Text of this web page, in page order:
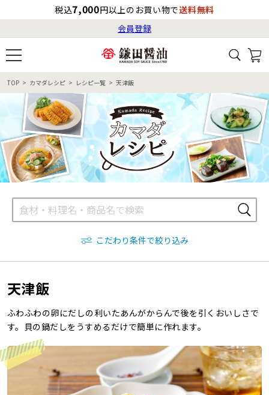
税込7,000円以上のお買い物で送料無料
会員登録
ログイン
会員登録
すべての商品一覧
商品カテゴリ
ギフト
自由な詰め合わせ
特集
レシピ
ご利用ガイド 安全・安心への取り組み
よくあるご質問 サイトマップ
お問い合わせ カタログ請求
すべてから検索
カタログ番号・記号検索
レシピ検索
TOP カマダレシピ レシピ一覧 天津飯
こだわり条件で絞り込み
天津飯
ふわふわの卵にだしの利いたあんがからんで後を引くおいしさで
す。貝の鍋だしをうすめるだけで簡単に作れます。
最短お届け日（国内）の目安
8月7日 （金） 13:00
へのお届け予定日は
8月8日（土）です。